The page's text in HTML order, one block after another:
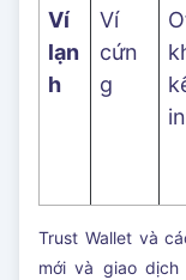
Ví
lạn
h
Ví
cứn
g
Trust Wallet và
mới và giao dịch